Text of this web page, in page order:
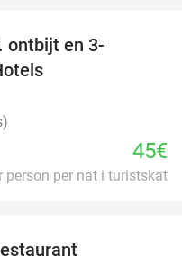
ontbijt en 3-
45€
person per nat i turistskat